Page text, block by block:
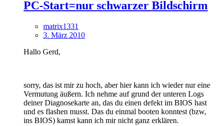
PC-Start=nur schwarzer Bildschirm
matrix1331
3. März 2010
Hallo Gerd,
sorry, das ist mir zu hoch, aber hier kann ich wieder nur eine
Vermutung äußern. Ich nehme auf grund der unteren Logs
deiner Diagnosekarte an, das du einen defekt im BIOS hast
und es flashen musst. Das du einmal booten konntest (bzw,
ins BIOS) kamst kann ich mir nicht ganz erklären.